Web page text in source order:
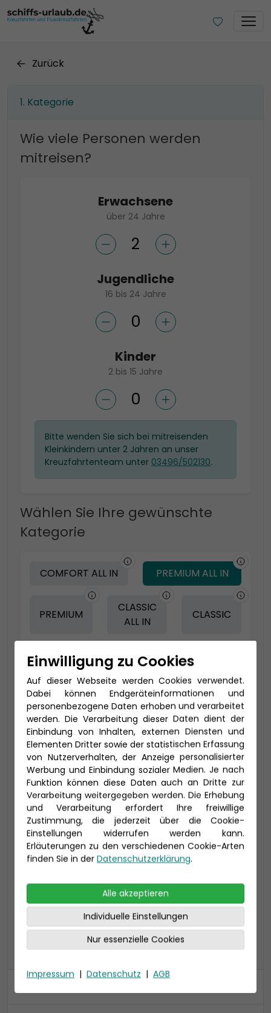
Zurück
Kategorie
Wie viele Personen werden
mitreisen?
Erwachsene
über 24 Jahre
Jugendliche
16 bis 24 Jahre
Kinder
2 bis 15 Jahre
Bitte wenden Sie sich bei mitreisenden
Kleinkindern unter 2 Jahren an unser
Kreuzfahrtenteam unter 03496/502130.
Wählen Sie Ihre gewünschte
Kategorie
COMFORT ALL IN PREMIUM ALL IN
PREMIUM
CLASSIC
ALL IN
CLASSIC
-150 € - Frühbucher Plus
2-Bett Innen (IB)
16 qm, bis zu 4 Personen, teils getrennt
stehende Betten, Bad mit Dusche
3-Bett-Kabinen verfügen zudem über einen
Preis 2.720 €
alle Kategorien anzeigen
Einwilligung zu Cookies
Auf dieser Webseite werden Cookies verwendet.
Dabei können Endgeräteinformationen und
personenbezogene Daten erhoben und verarbeitet
werden. Die Verarbeitung dieser Daten dient der
Einbindung von Inhalten, externen Diensten und
Elementen Dritter sowie der statistischen Erfassung
von Nutzerverhalten, der Anzeige personalisierter
Werbung und Einbindung sozialer Medien. Je nach
Funktion können diese Daten auch an Dritte zur
Verarbeitung weitergegeben werden. Die Erhebung
und Verarbeitung erfordert Ihre freiwillige
Zustimmung, die jederzeit über die Cookie-
Einstellungen widerrufen werden kann.
Erläuterungen zu den verschiedenen Cookie-Arten
finden Sie in der Datenschutzerklärung.
Alle akzeptieren
Individuelle Einstellungen
Nur essenzielle Cookies
Impressum | Datenschutz | AGB